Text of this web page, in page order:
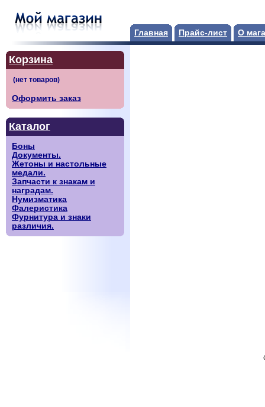
Главная Прайс-лист О
Корзина
Оформить заказ
Каталог
Боны
Документы.
Жетоны и настольные
медали.
Запчасти к знакам и
наградам.
Нумизматика
Фалеристика
Фурнитура и знаки
различия.